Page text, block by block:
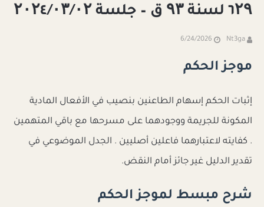
٦۲۹ لسنة ۹۳ ق – جلسة ۲۰۲٤/۰۳/۰۲
Nt3ga
6/24/2026
موجز الحكم
إثبات الحكم إسهام الطاعنين بنصيب في الأفعال المادية
المكونة للجريمة ووجودهما على مسرحها مع باقي المتهمين
. كفايته لاعتبارهما فاعلين أصليين . الجدل الموضوعي في
تقدير الدليل غير جائز أمام النقض.
شرح مبسط لموجز الحكم